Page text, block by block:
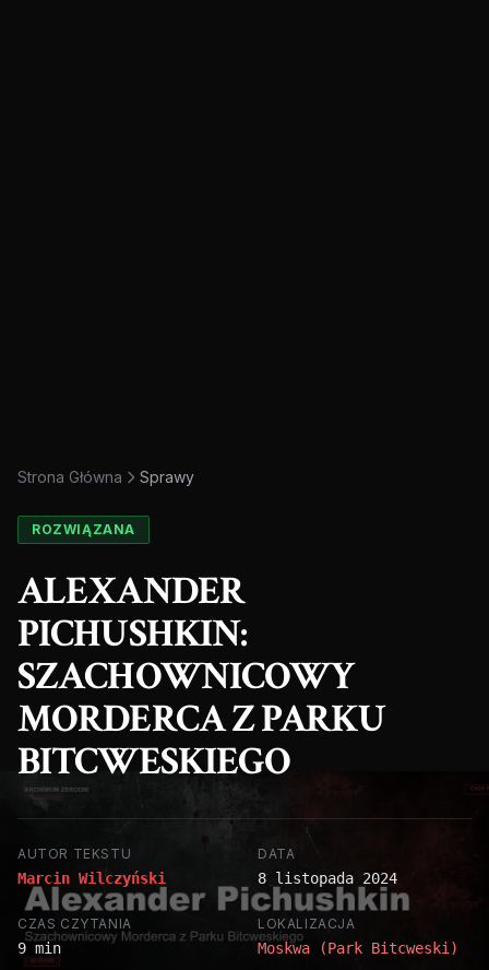
Strona Główna Sprawy
ROZWIĄZANA
ALEXANDER
PICHUSHKIN:
SZACHOWNICOWY
MORDERCA Z PARKU
BITCWESKIEGO
AUTOR TEKSTU
Marcin Wilczyński
DATA
8 listopada 2024
CZAS CZYTANIA
9 min
LOKALIZACJA
Moskwa (Park Bitcweski)